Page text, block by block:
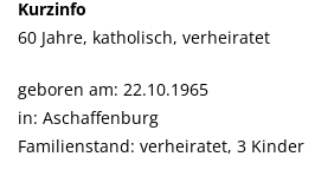
Kurzinfo
60 Jahre, katholisch, verheiratet
geboren am: 22.10.1965
in: Aschaffenburg
Familienstand: verheiratet, 3 Kinder